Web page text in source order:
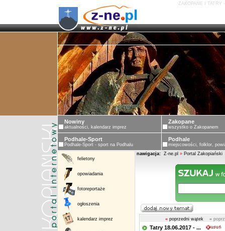
ZAKOPANE I TATRY
Nowiny
aktualności, kalendarz imprez
Zakopane
wszystko o Zakopanem
Podhale-Sport
Podhale-Sport - sport na Podhalu
Podhale
miejscowości, folklor,
felietony
opowiadania
fotoreportaże
ogłoszenia
kalendarz imprez
nawigacja: Z-ne.pl » Portal Zakopiański
«poprzedni wątek «
Tatry 18.06.2017 - ...